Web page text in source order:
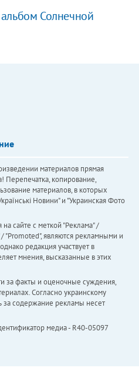
Солнечной
материалов прямая
Перепечатка, копирование,
материалов, в которых
Новини" и "Украинская Фото
сайте с меткой "Реклама" /
"Promoted", являются рекламными и
редакция участвует в
мнения, высказанные в этих
за факты и оценочные суждения,
Согласно украинскому
за содержание рекламы несет
медиа - R40-05097